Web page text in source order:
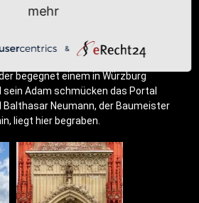
begeg­net einem in Würz­burg
sein Adam schmü­cken das Por­tal
Bal­tha­sar Neu­mann, der Bau­meis­ter
liegt hier begraben.
mehr
&